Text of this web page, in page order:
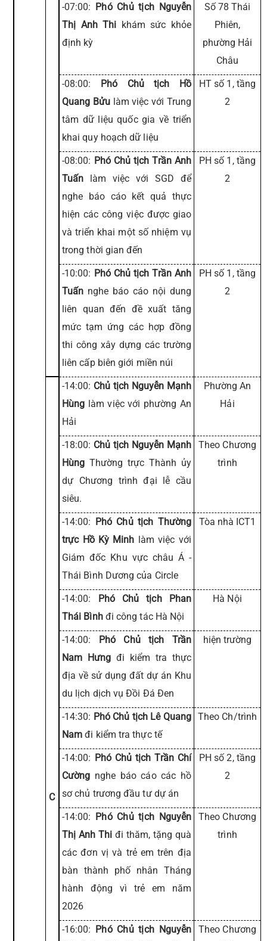
-07:00: Phó Chủ tịch Nguyễn
Thị Anh Thi khám sức khỏe
định kỳ
Số 78 Thái
Phiên,
phường Hải
Châu
-08:00: Phó Chủ tịch Hồ
Quang Bửu làm việc với Trung
tâm dữ liệu quốc gia về triển
khai quy hoạch dữ liệu
HT số 1, tầng
2
-08:00: Phó Chủ tịch Trần Anh
Tuấn làm việc với SGD để
nghe báo cáo kết quả thực
hiện các công việc được giao
và triển khai một số nhiệm vụ
trong thời gian đến
PH số 1, tầng
2
-10:00: Phó Chủ tịch Trần Anh
Tuấn nghe báo cáo nội dung
liên quan đến đề xuất tăng
mức tạm ứng các hợp đồng
thi công xây dựng các trường
liên cấp biên giới miền núi
PH số 1, tầng
2
C
-14:00: Chủ tịch Nguyễn Mạnh
Hùng làm việc với phường An
Hải
Phường An
Hải
-18:00: Chủ tịch Nguyễn Mạnh
Hùng Thường trực Thành ủy
dự Chương trình đại lễ cầu
siêu.
Theo Chương
trình
-14:00: Phó Chủ tịch Thường
trực Hồ Kỳ Minh làm việc với
Giám đốc Khu vực châu Á -
Thái Bình Dương của Circle
Tòa nhà ICT1
-14:00: Phó Chủ tịch Phan
Thái Bìnhđi công tác Hà Nội
Hà Nội
-14:00: Phó Chủ tịch Trần
Nam Hưng đi kiểm tra thực
địa về sử dụng đất dự án Khu
du lịch dịch vụ Đồi Đá Đen
hiện trường
-14:30: Phó Chủ tịch Lê Quang
Nam đi kiểm tra thực tế
Theo Ch/trình
-14:00: Phó Chủ tịch Trần Chí
Cường nghe báo cáo các hồ
sơ chủ trương đầu tư dự án
PH số 2, tầng
2
-14:00: Phó Chủ tịch Nguyễn
Thị Anh Thi đi thăm, tặng quà
các đơn vị và trẻ em trên địa
bàn thành phố nhân Tháng
hành động vì trẻ em năm
2026
Theo Chương
trình
-16:00: Phó Chủ tịch Nguyễn
Theo Chương